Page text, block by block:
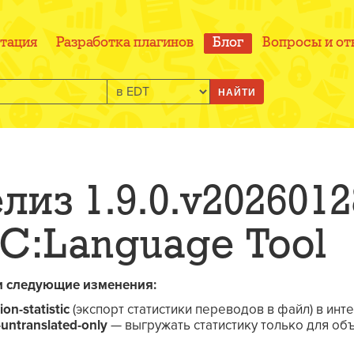
Разработка плагинов Блог Вопросы и
НАЙТИ
Tool
следующие изменения:
statistic(экспорт статистики переводов в файл) в
only— выгружать статистику только для